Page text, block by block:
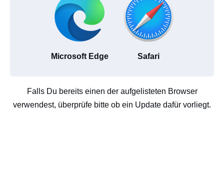
Microsoft Edge Safari
Falls Du bereits einen der aufgelisteten Browser
verwendest, überprüfe bitte ob ein Update dafür vorliegt.